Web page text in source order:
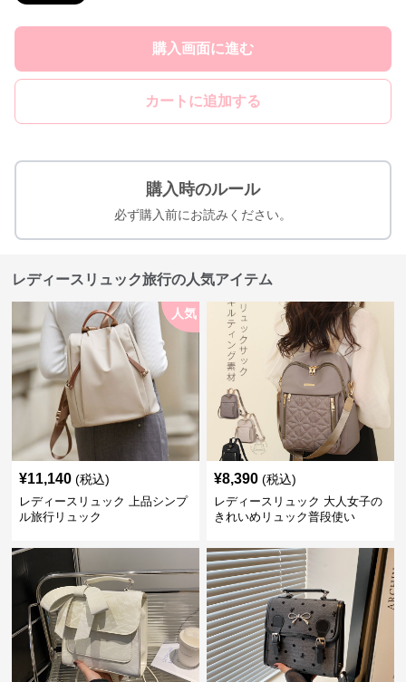
購入画面に進む
カートに追加する
購入時のルール
必ず購入前にお読みください。
レディースリュック旅行の人気アイテム
人気
¥11,140 (税込)
レディースリュック 上品シンプ
ル旅行リュック
¥8,390 (税込)
レディースリュック 大人女子の
きれいめリュック普段使い